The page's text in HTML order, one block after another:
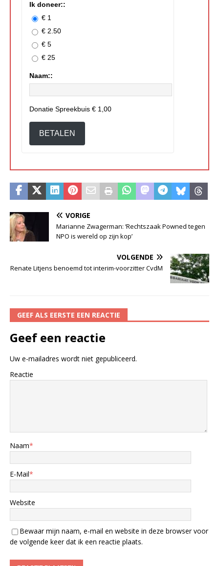
Ik doneer::
€ 1
€ 2.50
€ 5
€ 25
Naam::
Donatie Spreekbuis € 1,00
BETALEN
VORIGE
Marianne Zwagerman: ‘Rechtszaak Powned tegen
NPO is wereld op zijn kop’
VOLGENDE
Renate Litjens benoemd tot interim-voorzitter CvdM
GEEF ALS EERSTE EEN REACTIE
Geef een reactie
Uw e-mailadres wordt niet gepubliceerd.
Reactie
Naam*
E-Mail*
Website
Bewaar mijn naam, e-mail en website in deze browser voor
de volgende keer dat ik een reactie plaats.